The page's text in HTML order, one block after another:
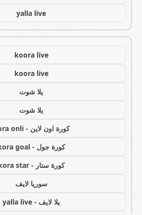
yalla live
koora live
koora live
يلا شوت
يلا شوت
كورة اون لاين - kora onli
كورة جول - kora goal
كورة ستار - kora star
سوريا لايف
يلا لايف - yalla live